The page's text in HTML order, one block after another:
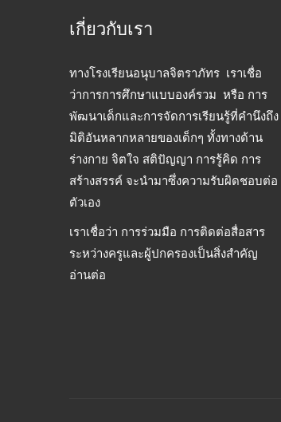
เกี่ยวกับเรา
ทางโรงเรียนอนุบาลจิตราภัทร เราเชื่อ
ว่าการการศึกษาแบบองค์รวม หรือ การ
พัฒนาเด็กและการจัดการเรียนรู้ที่คำนึงถึง
มิติอันหลากหลายของเด็กๆ ทั้งทางด้าน
ร่างกาย จิตใจ สติปัญญา การรู้คิด การ
สร้างสรรค์ จะนำมาซึ่งความรับผิดชอบต่อ
ตัวเอง
เราเชื่อว่า การร่วมมือ การติดต่อสื่อสาร
ระหว่างครูและผู้ปกครองเป็นสิ่งสำคัญ
อ่านต่อ